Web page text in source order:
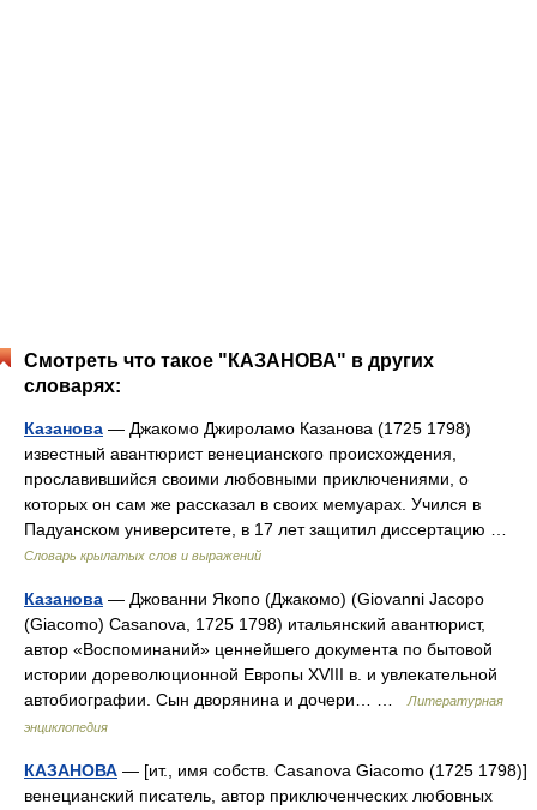
Смотреть что такое "КАЗАНОВА" в других
словарях:
Казанова — Джакомо Джироламо Казанова (1725 1798)
известный авантюрист венецианского происхождения,
прославившийся своими любовными приключениями, о
которых он сам же рассказал в своих мемуарах. Учился в
Падуанском университете, в 17 лет защитил диссертацию …
Словарь крылатых слов и выражений
Казанова — Джованни Якопо (Джакомо) (Giovanni Jacopo
(Giacomo) Casanova, 1725 1798) итальянский авантюрист,
автор «Воспоминаний» ценнейшего документа по бытовой
истории дореволюционной Европы XVIII в. и увлекательной
автобиографии. Сын дворянина и дочери… …
Литературная
энциклопедия
КАЗАНОВА — [ит., имя собств. Casanova Giacomo (1725 1798)]
венецианский писатель, автор приключенческих любовных